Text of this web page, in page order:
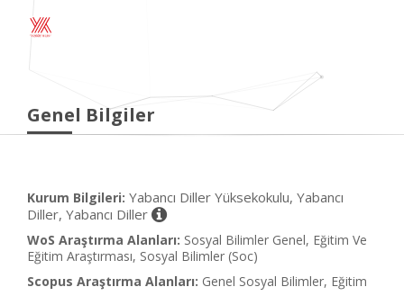
Genel Bilgiler
Kurum Bilgileri: Yabancı Diller Yüksekokulu, Yabancı
Diller, Yabancı Diller
WoS Araştırma Alanları: Sosyal Bilimler Genel, Eğitim Ve
Eğitim Araştırması, Sosyal Bilimler (Soc)
Scopus Araştırma Alanları: Genel Sosyal Bilimler, Eğitim